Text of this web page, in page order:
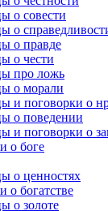
о совести
о
о правде
о чести
про ложь
о морали
и поговорки о
о поведении
и поговорки о
о боге
о ценностях
о богатстве
о золоте